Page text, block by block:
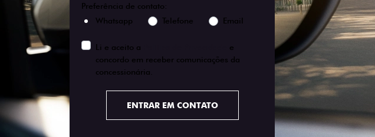
Preferência de contato:
Whatsapp
Telefone Email
Li e aceito a
e
concordo em receber comunicações da
concessionária.
ENTRAR EM CONTATO